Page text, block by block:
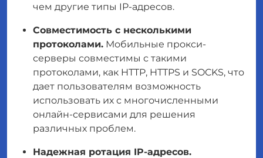
чем другие типы IP-адресов.
Совместимость с несколькими
протоколами. Мобильные прокси-
серверы совместимы с такими
протоколами, как HTTP, HTTPS и SOCKS, что
дает пользователям возможность
использовать их с многочисленными
онлайн-сервисами для решения
различных проблем.
Надежная ротация IP-адресов.